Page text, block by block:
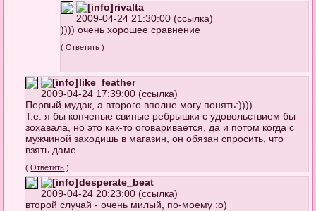
rivalta
2009-04-24 21:30:00 (ссылка)
)))) очень хорошее сравнение
(Ответить )
like_feather
2009-04-24 17:39:00 (ссылка)
Первый мудак, а второго вполне могу понять:))))
Т.е. я бы копченые свиные ребрышки с удовольствием бы
зохавала, но это как-то оговаривается, да и потом когда с
мужчиной заходишь в магазин, он обязан спросить, что
взять даме.
(Ответить )
desperate_beat
2009-04-24 20:23:00 (ссылка)
второй случай - очень милый, по-моему :о)